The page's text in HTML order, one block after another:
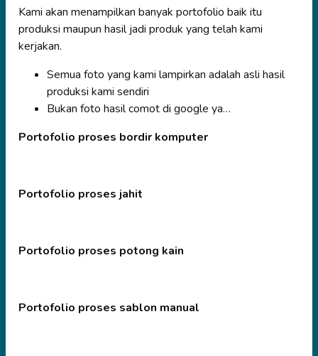
Kami akan menampilkan banyak portofolio baik itu
produksi maupun hasil jadi produk yang telah kami
kerjakan.
Semua foto yang kami lampirkan adalah asli hasil
produksi kami sendiri
Bukan foto hasil comot di google ya…
Portofolio proses bordir komputer
Portofolio proses jahit
Portofolio proses potong kain
Portofolio proses sablon manual